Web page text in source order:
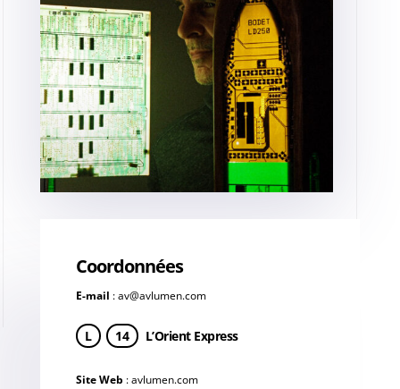
Coordonnées
E-mail :av@avlumen.com
L 14 L’Orient Express
Site Web :avlumen.com